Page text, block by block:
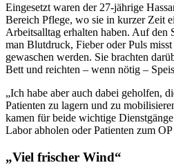
Eingesetzt waren der 27-jährige
Bereich Pflege, wo sie in kurzer Zeit
Arbeitsalltag erhalten haben. Auf den
man Blutdruck, Fieber oder Puls
gewaschen werden. Sie brachten
Bett und reichten – wenn nötig –
„Ich habe aber auch dabei geholfen,
Patienten zu lagern und zu
kamen für beide wichtige
Labor abholen oder Patienten zum
„Viel frischer Wind“